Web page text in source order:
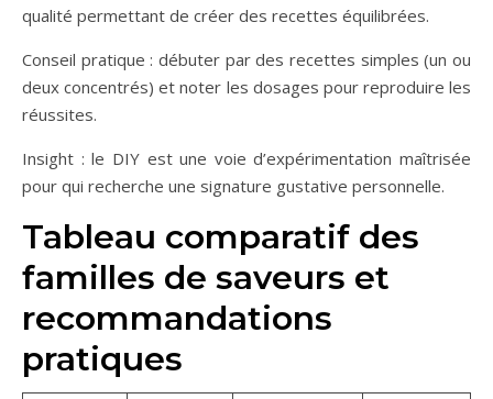
qualité permettant de créer des recettes équilibrées.
Conseil pratique : débuter par des recettes simples (un ou
deux concentrés) et noter les dosages pour reproduire les
réussites.
Insight : le DIY est une voie d’expérimentation maîtrisée
pour qui recherche une signature gustative personnelle.
Tableau comparatif des
familles de saveurs et
recommandations
pratiques